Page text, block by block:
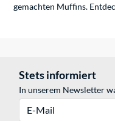
gemachten Muffins.
Stets informiert
In unserem Newsletter